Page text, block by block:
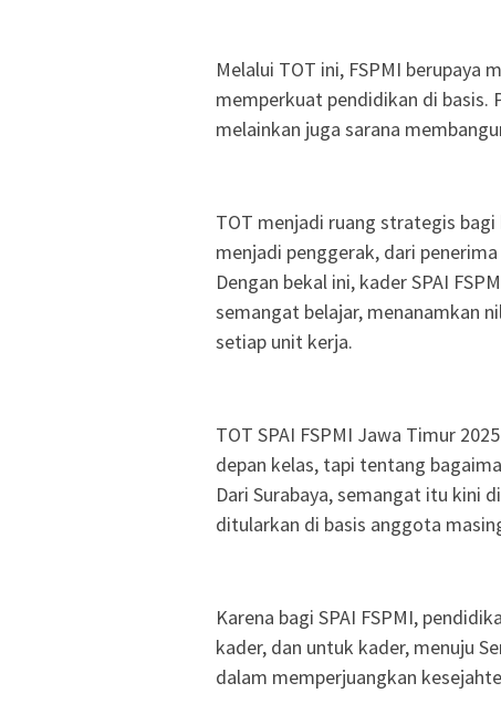
Melalui TOT ini, FSPMI berupaya
memperkuat pendidikan di basis.
melainkan juga sarana
TOT menjadi ruang strategis
menjadi penggerak, dari
Dengan bekal ini, kader SPAI
semangat belajar, menanamkan
setiap unit kerja.
TOT SPAI FSPMI Jawa Timur
depan kelas, tapi tentang
Dari Surabaya, semangat itu kini
ditularkan di basis anggota
Karena bagi SPAI FSPMI,
kader, dan untuk kader, menuju
dalam memperjuangkan